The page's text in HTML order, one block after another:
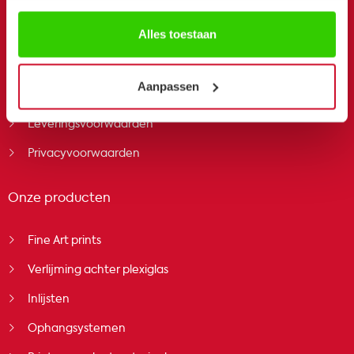
Alles toestaan
Aanpassen
Team Het Beeldgebouw
Leveringsvoorwaarden
Privacyvoorwaarden
Onze producten
Fine Art prints
Verlijming achter plexiglas
Inlijsten
Ophangsystemen